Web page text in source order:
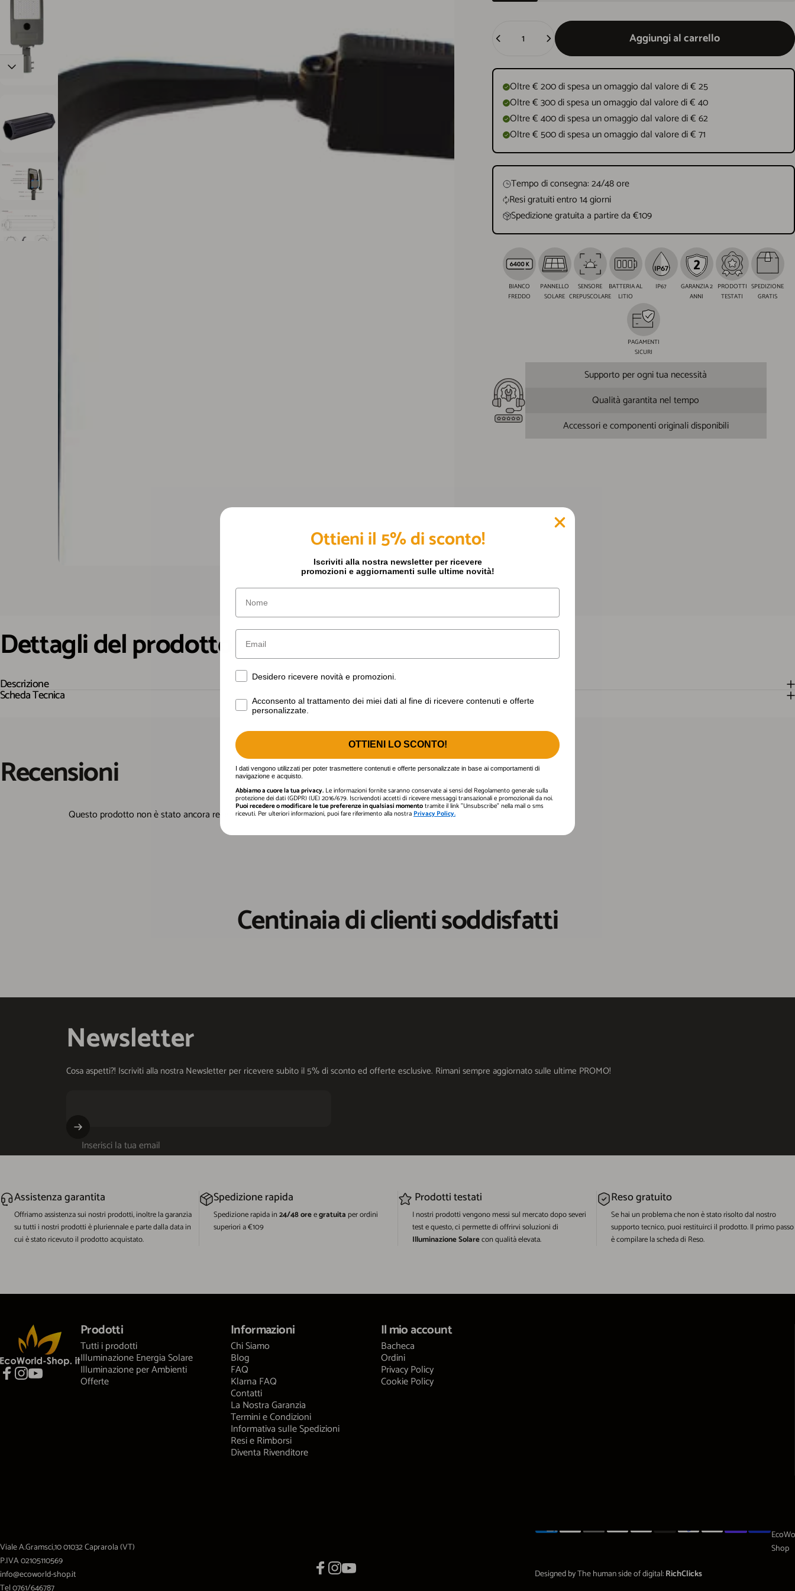
Aggiungi al carrello
Oltre € 200 di spesa un omaggio dal valore di € 25
Oltre € 300 di spesa un omaggio dal valore di € 40
Oltre € 400 di spesa un omaggio dal valore di € 62
Oltre € 500 di spesa un omaggio dal valore di € 71
Tempo di consegna: 24/48 ore
Resi gratuiti entro 14 giorni
Spedizione gratuita a partire da €109
BIANCO
FREDDO
PANNELLO
SOLARE
SENSORE
CREPUSCOLARE
BATTERIA AL
LITIO
IP67
GARANZIA 2
ANNI
PRODOTTI
TESTATI
SPEDIZIONE
GRATIS
PAGAMENTI
SICURI
Supporto per ogni tua necessità
Qualità garantita nel tempo
Accessori e componenti originali disponibili
Dettaglidelprodotto
Descrizione
Scheda Tecnica
Recensioni
Centinaia di clienti soddisfatti
Newsletter
Cosa aspetti?! Iscriviti alla nostra Newsletter per ricevere subito il 5% di sconto ed offerte esclusive. Rimani sempre aggiornato sulle ultime PROMO!
Inserisci la tua email
Assistenza garantita
Offriamo assistenza sui nostri prodotti, inoltre la garanzia
su tutti i nostri prodotti è pluriennale e parte dalla data in
cui è stato ricevuto il prodotto acquistato.
Spedizione rapida
Spedizione rapida in24/48 oreegratuita per ordini
superiori a €109
Prodotti testati
I nostri prodotti vengono messi sul mercato dopo severi
test e questo, ci permette di offrirvi soluzioni di
Illuminazione Solarecon qualità elevata.
Reso gratuito
Se hai un problema che non è stato risolto dal nostro
supporto tecnico, puoi restituirci il prodotto. Il primo passo
è compilare la scheda di Reso.
EcoWorld-Shop Prodotti
Tutti i prodotti
Illuminazione Energia Solare
Illuminazione per Ambienti
Offerte
Informazioni
Chi Siamo
Blog
FAQ
Klarna FAQ
Contatti
La Nostra Garanzia
Termini e Condizioni
Informativa sulle Spedizioni
Resi e Rimborsi
Diventa Rivenditore
Il mio account
Bacheca
Ordini
Privacy Policy
Cookie Policy
Viale A.Gramsci,10 01032 Caprarola (VT)
P.IVA 02105110569
info@ecoworld-shop.it
Tel 0761/646787
Designed by The human side of digital:RichClicks
Ottieni il 5% di sconto!
Iscriviti alla nostra newsletter per ricevere
promozioni e aggiornamenti sulle ultime novità!
Nome
Email
Desidero ricevere novità e promozioni.
Desidero ricevere novità e promozioni.
Acconsento al trattamento dei miei dati al fine di ricevere contenuti e offerte personalizzate.
Acconsento al trattamento dei miei dati al fine di ricevere contenuti e offerte
personalizzate.
OTTIENI LO SCONTO!
I dati vengono utilizzati per poter trasmettere contenuti e offerte personalizzate in base ai comportamenti di
navigazione e acquisto.
Abbiamo a cuore la tua privacy. Le informazioni fornite saranno conservate ai sensi del Regolamento generale sulla
protezione dei dati (GDPR) (UE) 2016/679. Iscrivendoti accetti di ricevere messaggi transazionali e promozionali da noi.
Puoi recedere o modificare le tue preferenze in qualsiasi momentotramite il link "Unsubscribe" nella mail o sms
ricevuti. Per ulteriori informazioni, puoi fare riferimento alla nostra Privacy Policy.